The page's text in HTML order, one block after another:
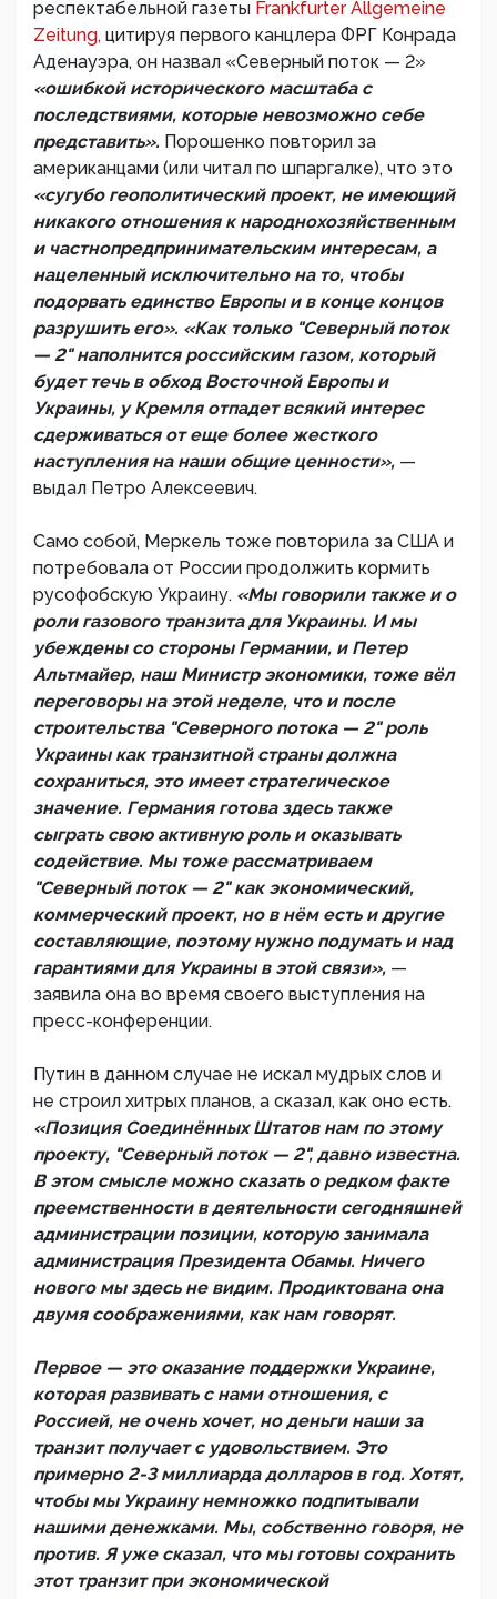
респектабельной газеты Frankfurter Allgemeine
Zeitung, цитируя первого канцлера ФРГ Конрада
Аденауэра, он назвал «Северный поток — 2»
«ошибкой исторического масштаба с
последствиями, которые невозможно себе
представить». Порошенко повторил за
американцами (или читал по шпаргалке), что это
«сугубо геополитический проект, не имеющий
никакого отношения к народнохозяйственным
и частнопредпринимательским интересам, а
нацеленный исключительно на то, чтобы
подорвать единство Европы и в конце концов
разрушить его». «Как только "Северный поток
— 2" наполнится российским газом, который
будет течь в обход Восточной Европы и
Украины, у Кремля отпадет всякий интерес
сдерживаться от еще более жесткого
наступления на наши общие ценности», —
выдал Петро Алексеевич.
Само собой, Меркель тоже повторила за США и
потребовала от России продолжить кормить
русофобскую Украину. «Мы говорили также и о
роли газового транзита для Украины. И мы
убеждены со стороны Германии, и Петер
Альтмайер, наш Министр экономики, тоже вёл
переговоры на этой неделе, что и после
строительства "Северного потока — 2" роль
Украины как транзитной страны должна
сохраниться, это имеет стратегическое
значение. Германия готова здесь также
сыграть свою активную роль и оказывать
содействие. Мы тоже рассматриваем
"Северный поток — 2" как экономический,
коммерческий проект, но в нём есть и другие
составляющие, поэтому нужно подумать и над
гарантиями для Украины в этой связи», —
заявила она во время своего выступления на
пресс-конференции.
Путин в данном случае не искал мудрых слов и
не строил хитрых планов, а сказал, как оно есть.
«Позиция Соединённых Штатов нам по этому
проекту, "Северный поток — 2", давно известна.
В этом смысле можно сказать о редком факте
преемственности в деятельности сегодняшней
администрации позиции, которую занимала
администрация Президента Обамы. Ничего
нового мы здесь не видим. Продиктована она
двумя соображениями, как нам говорят.
Первое — это оказание поддержки Украине,
которая развивать с нами отношения, с
Россией, не очень хочет, но деньги наши за
транзит получает с удовольствием. Это
примерно 2-3 миллиарда долларов в год. Хотят,
чтобы мы Украину немножко подпитывали
нашими денежками. Мы, собственно говоря, не
против. Я уже сказал, что мы готовы сохранить
этот транзит при экономической